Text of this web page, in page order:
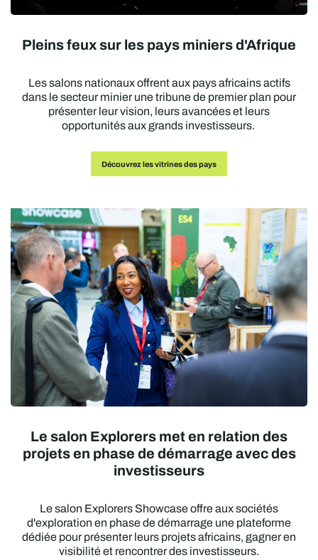
Pleins feux sur les pays miniers d'Afrique
Les salons nationaux offrent aux pays africains actifs
dans le secteur minier une tribune de premier plan pour
présenter leur vision, leurs avancées et leurs
opportunités aux grands investisseurs.
Découvrez les vitrines des pays
Le salon Explorers met en relation des
projets en phase de démarrage avec des
investisseurs
Le salon Explorers Showcase offre aux sociétés
d'exploration en phase de démarrage une plateforme
dédiée pour présenter leurs projets africains, gagner en
visibilité et rencontrer des investisseurs.